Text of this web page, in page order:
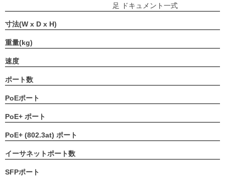
足 ドキュメント一式
寸法(W x D x H)
重量(kg)
速度
ポート数
PoEポート
PoE+ ポート
PoE+ (802.3at) ポート
イーサネットポート数
SFPポート